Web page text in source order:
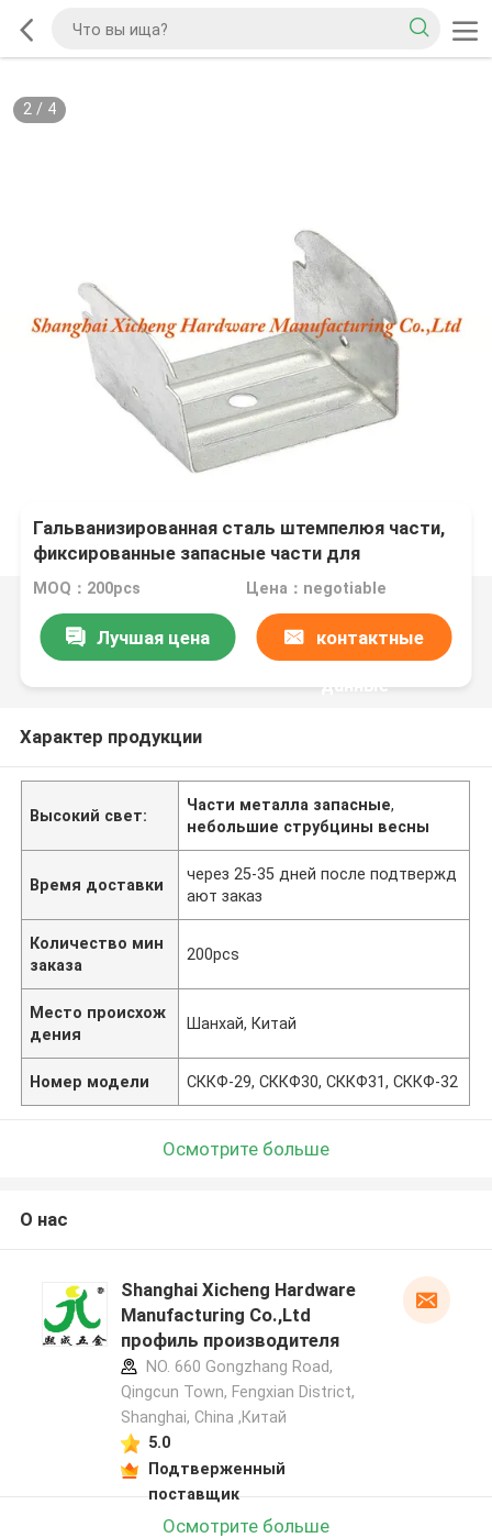
2/ 4
Гальванизированная сталь штемпелюя части,
фиксированные запасные части для
аксессуаров гипсокартона
MOQ：200pcs Цена：negotiable
Лучшая цена контактные
данные
Характер продукции
Высокий свет:
Части металла запасные,
небольшие струбцины весны
Время доставки
через 25-35 дней после подтвержд
ают заказ
Количество мин
заказа
200pcs
Место происхож
дения
Шанхай, Китай
Номер модели СККФ-29, СККФ30, СККФ31, СККФ-32
Осмотрите больше
О нас
Shanghai Xicheng Hardware
Manufacturing Co.,Ltd
профиль производителя
NO. 660 Gongzhang Road,
Qingcun Town, Fengxian District,
Shanghai, China ,Китай
5.0
Подтверженный
поставщик
Осмотрите больше